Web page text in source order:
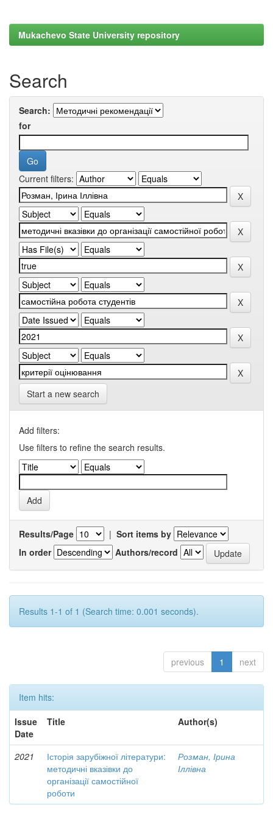
Mukachevo State University repository
Search
Search:
for
Current filters:
Start a new search
Add filters:
Use filters to refine the search results.
Results/Page | Sort items by
In order
Authors/record
Results 1-1 of 1 (Search time: 0.001 seconds).
previous 1 next
Item hits:
Issue
Date
Title Author(s)
2021
Історія зарубіжної літератури:
методичні вказівки до
організації самостійної
роботи
Розман, Ірина
Іллівна